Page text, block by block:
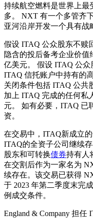
持续航空燃料是世界上最
多。 NXT 有一个多管齐
亚河沿岸开发一个具有战
假设 ITAQ 公众股东不赎
隐含的投后备考企业价值
亿美元。 假设 ITAQ 公
ITAQ 信托账户中持有的
关闭条件包括 ITAQ 公共
加上 ITAQ 完成的任何私
元。 如有必要，ITAQ 已
资。
在交易中，ITAQ新成立
ITAQ的全资子公司继续
股东和可转换债券持有人
在交割后作为一家名为
续存在。该交易已获得
于 2023 年第二季度末完
例成交条件。
England & Company 担任